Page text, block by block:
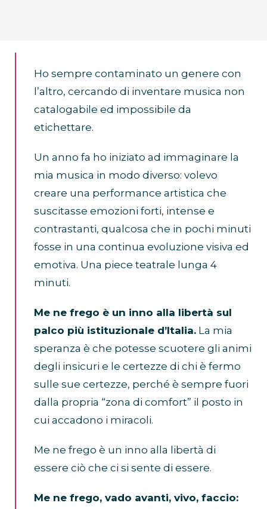
Ho sempre contaminato un genere con
l’altro, cercando di inventare musica non
catalogabile ed impossibile da
etichettare.
Un anno fa ho iniziato ad immaginare la
mia musica in modo diverso: volevo
creare una performance artistica che
suscitasse emozioni forti, intense e
contrastanti, qualcosa che in pochi minuti
fosse in una continua evoluzione visiva ed
emotiva. Una piece teatrale lunga 4
minuti.
Me ne frego è un inno alla libertà sul
palco più istituzionale d’Italia. La mia
speranza è che potesse scuotere gli animi
degli insicuri e le certezze di chi è fermo
sulle sue certezze, perché è sempre fuori
dalla propria “zona di comfort” il posto in
cui accadono i miracoli.
Me ne frego è un inno alla libertà di
essere ciò che ci si sente di essere.
Me ne frego, vado avanti, vivo, faccio: